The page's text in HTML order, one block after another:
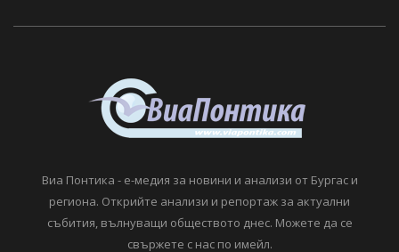
Виа Понтика - е-медия за новини и анализи от Бургас и
региона. Открийте анализи и репортаж за актуални
събития, вълнуващи обществото днес. Можете да се
свържете с нас по имейл.